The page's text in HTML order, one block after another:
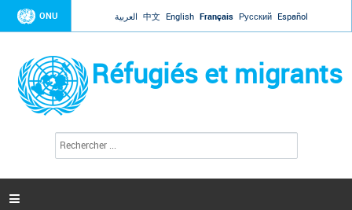
Jump to navigation
ONU العربية 中文 English Français Русский Español
Réfugiés et migrants
c
